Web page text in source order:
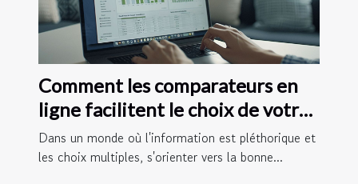
Comment les comparateurs en
ligne facilitent le choix de votre
assurance santé
Dans un monde où l'information est pléthorique et
les choix multiples, s'orienter vers la bonne...